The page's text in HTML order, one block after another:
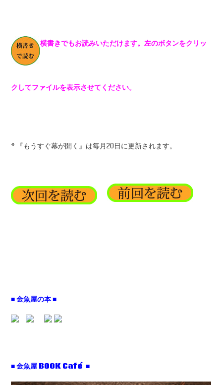
横書きでもお読みいただけます。左のボタンをクリッ
クしてファイルを表示させてください。
* 『もうすぐ幕が開く』は毎月20日に更新されます。
■ 金魚屋の本 ■
■ 金魚屋 BOOK Café ■